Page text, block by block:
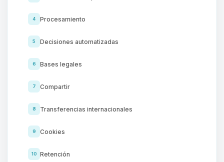
4 Procesamiento
5 Decisiones automatizadas
6 Bases legales
7 Compartir
8 Transferencias internacionales
9 Cookies
10 Retención